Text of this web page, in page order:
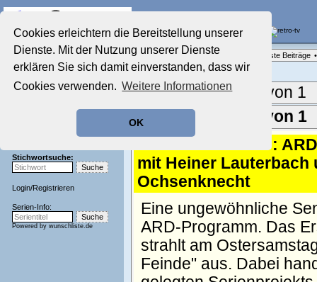
Cookies erleichtern die Bereitstellung unserer
Dienste. Mit der Nutzung unserer Dienste
erklären Sie sich damit einverstanden, dass wir
Cookies verwenden. Weitere Informationen
OK
Startseite
Aktuelles Forum
Film-Forum
Zeichentrick-Forum
Stichwortsuche:
Login/Registrieren
Serien-Info:
Powered by wunschliste.de
Forenliste • Themenübersicht Neueste Beiträge •
Aktuelle Seite:
1 von 1
Ergebnisse 1 - 1 von 1
"Beste Feinde":
mit Heiner Lauterbach
Ochsenknecht
Eine ungewöhnliche
ARD-Programm. Das
strahlt am
Feinde" aus. Dabei